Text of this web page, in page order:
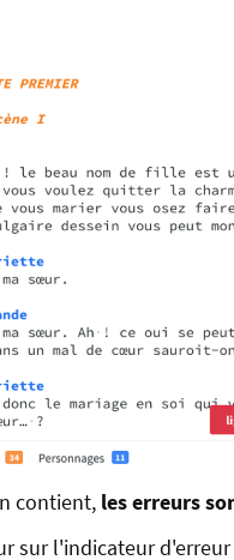
contient, les erreurs
sur l'indicateur